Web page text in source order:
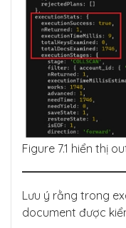
Figure 7.1 hiển thị
Lưu ý rằng trong
document được